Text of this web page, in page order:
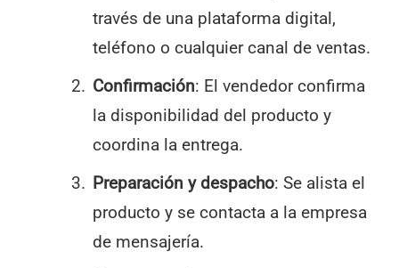
través de una plataforma digital,
teléfono o cualquier canal de ventas.
Confirmación: El vendedor confirma
la disponibilidad del producto y
coordina la entrega.
Preparación y despacho: Se alista el
producto y se contacta a la empresa
de mensajería.